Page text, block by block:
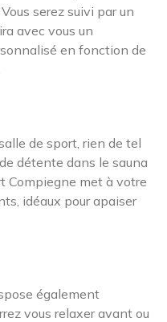
serez suivi par un
avec vous un
en fonction de
de sport, rien de tel
détente dans le sauna
Compiegne met à votre
idéaux pour apaiser
également
vous relaxer avant ou